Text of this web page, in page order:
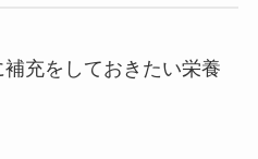
充をしておきたい栄養